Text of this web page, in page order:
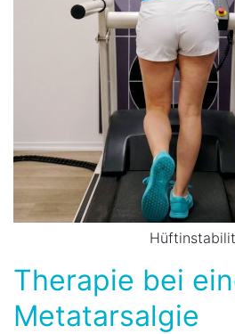
Therapie bei
Metatarsalgie